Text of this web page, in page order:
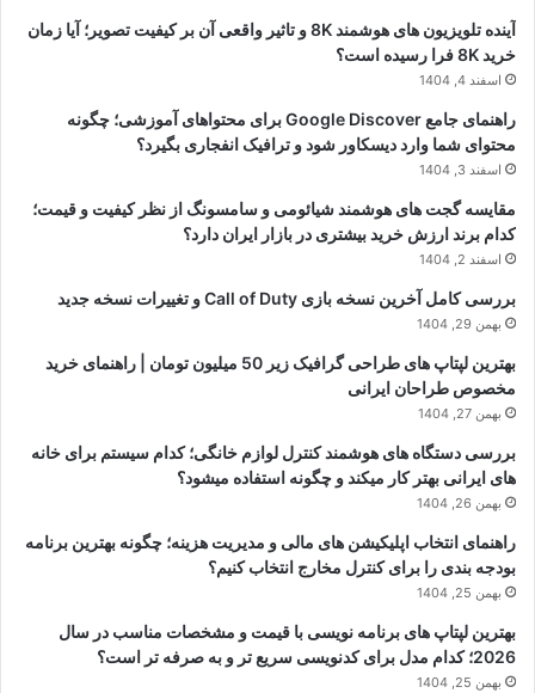
آینده تلویزیون های هوشمند 8K و تاثیر واقعی آن بر کیفیت تصویر؛ آیا زمان
خرید 8K فرا رسیده است؟
اسفند 4, 1404
راهنمای جامع Google Discover برای محتواهای آموزشی؛ چگونه
محتوای شما وارد دیسکاور شود و ترافیک انفجاری بگیرد؟
اسفند 3, 1404
مقایسه گجت های هوشمند شیائومی و سامسونگ از نظر کیفیت و قیمت؛
کدام برند ارزش خرید بیشتری در بازار ایران دارد؟
اسفند 2, 1404
بررسی کامل آخرین نسخه بازی Call of Duty و تغییرات نسخه جدید
بهمن 29, 1404
بهترین لپتاپ های طراحی گرافیک زیر 50 میلیون تومان | راهنمای خرید
مخصوص طراحان ایرانی
بهمن 27, 1404
بررسی دستگاه های هوشمند کنترل لوازم خانگی؛ کدام سیستم برای خانه
های ایرانی بهتر کار میکند و چگونه استفاده میشود؟
بهمن 26, 1404
راهنمای انتخاب اپلیکیشن های مالی و مدیریت هزینه؛ چگونه بهترین برنامه
بودجه بندی را برای کنترل مخارج انتخاب کنیم؟
بهمن 25, 1404
بهترین لپتاپ های برنامه نویسی با قیمت و مشخصات مناسب در سال
2026؛ کدام مدل برای کدنویسی سریع تر و به صرفه تر است؟
بهمن 25, 1404